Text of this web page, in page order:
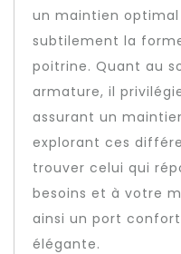
un maintien
subtilement la
poitrine. Quant au
armature, il
assurant un
explorant ces
trouver celui qui
besoins et à votre
ainsi un port
élégante.